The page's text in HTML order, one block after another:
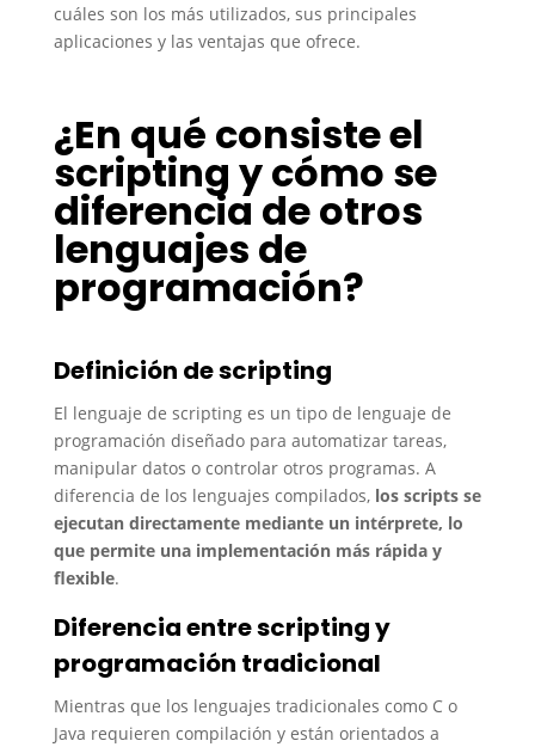
cuáles son los más utilizados, sus principales
aplicaciones y las ventajas que ofrece.
¿En qué consiste el
scripting y cómo se
diferencia de otros
lenguajes de
programación?
Definición de scripting
El lenguaje de scripting es un tipo de lenguaje de
programación diseñado para automatizar tareas,
manipular datos o controlar otros programas. A
diferencia de los lenguajes compilados,los scripts se
ejecutan directamente mediante un intérprete, lo
que permite una implementación más rápida y
flexible.
Diferencia entre scripting y
programación tradicional
Mientras que los lenguajes tradicionales como C o
Java requieren compilación y están orientados a